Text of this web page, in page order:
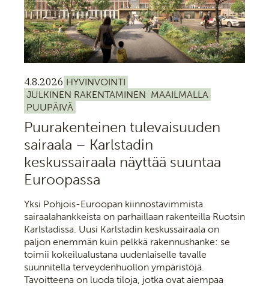
4.8.2026 HYVINVOINTI
JULKINEN RAKENTAMINEN MAAILMALLA
PUUPÄIVÄ
Puurakenteinen tulevaisuuden
sairaala – Karlstadin
keskussairaala näyttää suuntaa
Euroopassa
Yksi Pohjois-Euroopan kiinnostavimmista
sairaalahankkeista on parhaillaan rakenteilla Ruotsin
Karlstadissa. Uusi Karlstadin keskussairaala on
paljon enemmän kuin pelkkä rakennushanke: se
toimii kokeilualustana uudenlaiselle tavalle
suunnitella terveydenhuollon ympäristöjä.
Tavoitteena on luoda tiloja, jotka ovat aiempaa